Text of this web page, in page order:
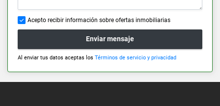
Acepto recibir información sobre ofertas inmobiliarias
Enviar mensaje
Al enviar tus datos aceptas los Términos de servicio y privacidad